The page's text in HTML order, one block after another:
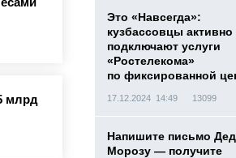
млрд
Это «Навсегда»:
кузбассовцы активно
подключают услуги
«Ростелекома»
по фиксированной
17.12.2024 14:49 13099
Напишите письмо
Морозу — получите